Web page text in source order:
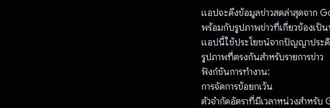
แอปจะดึงข้อมูลข่าวสดล่าสุดจาก
พร้อมกับรูปภาพข่าวที่เกี่ยวข้องเ
แอปนี้ใช้ประโยชน์จากปัญญาประดิ
รูปภาพที่ตรงกันสำหรับรายการข่าว
ฟังก์ชันการทำงาน:
การจัดการข้อยกเว้น
ตัวจำกัดอัตราที่มีเวลาหน่วงสำหรั